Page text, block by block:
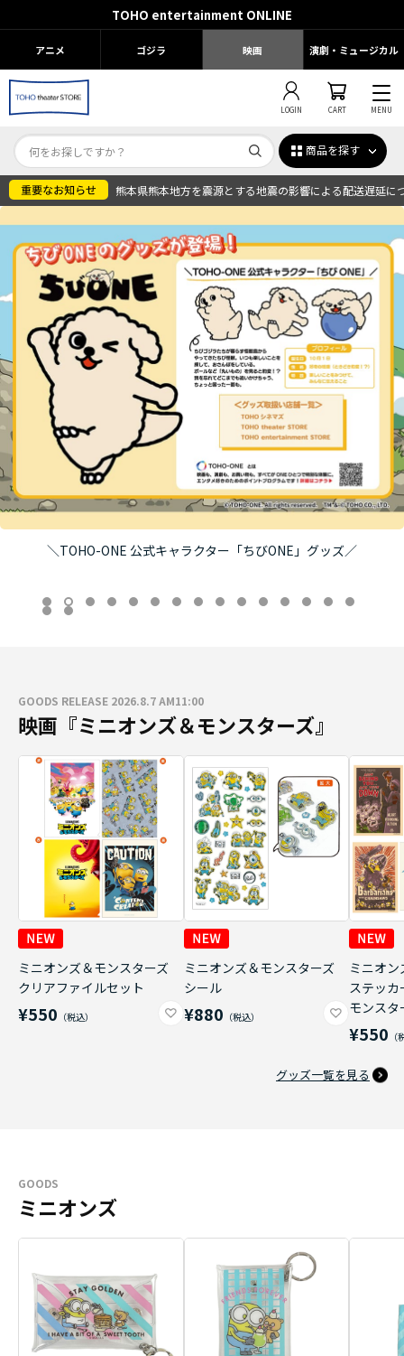
TOHO entertainment ONLINE
アニメ ゴジラ 映画 演劇・ミュージカル
LOGIN CART MENU
商品を探す
熊本県熊本地方を震源とする地震の影響による配送遅延に
＼TOHO-ONE 公式キャラクター「ちびONE」グッズ／
GOODS RELEASE 2026.8.7 AM11:00
映画『ミニオンズ＆モンスターズ』
ミニオンズ＆モンスターズ
クリアファイルセット
¥550
ミニオンズ＆モンスターズ
シール
¥880
ミニオ
ステッ
モンスタ
¥550
グッズ一覧を見る
GOODS
ミニオンズ